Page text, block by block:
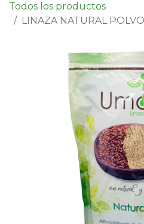
Todos los productos
LINAZA NATURAL